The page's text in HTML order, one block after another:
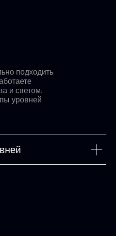
подходить
и светом.
уровней